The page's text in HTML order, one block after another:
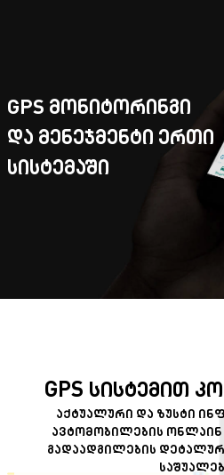
GPS მონიტორინგი
და მენეჯმენტი ერთი
სისტემაში
GPS სისტემით
აქტუალური და ზუსტი
ავტომობილების ონლაინ
გადაადგილების